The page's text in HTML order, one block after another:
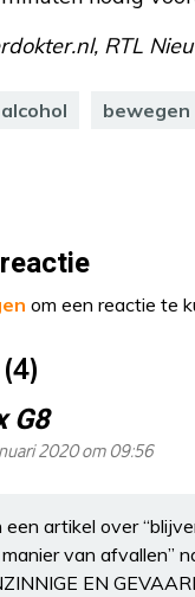
RTL
alcohol bewegen
om een reactie te
G8
2020 om 09:56
artikel over
van afvallen”
EN